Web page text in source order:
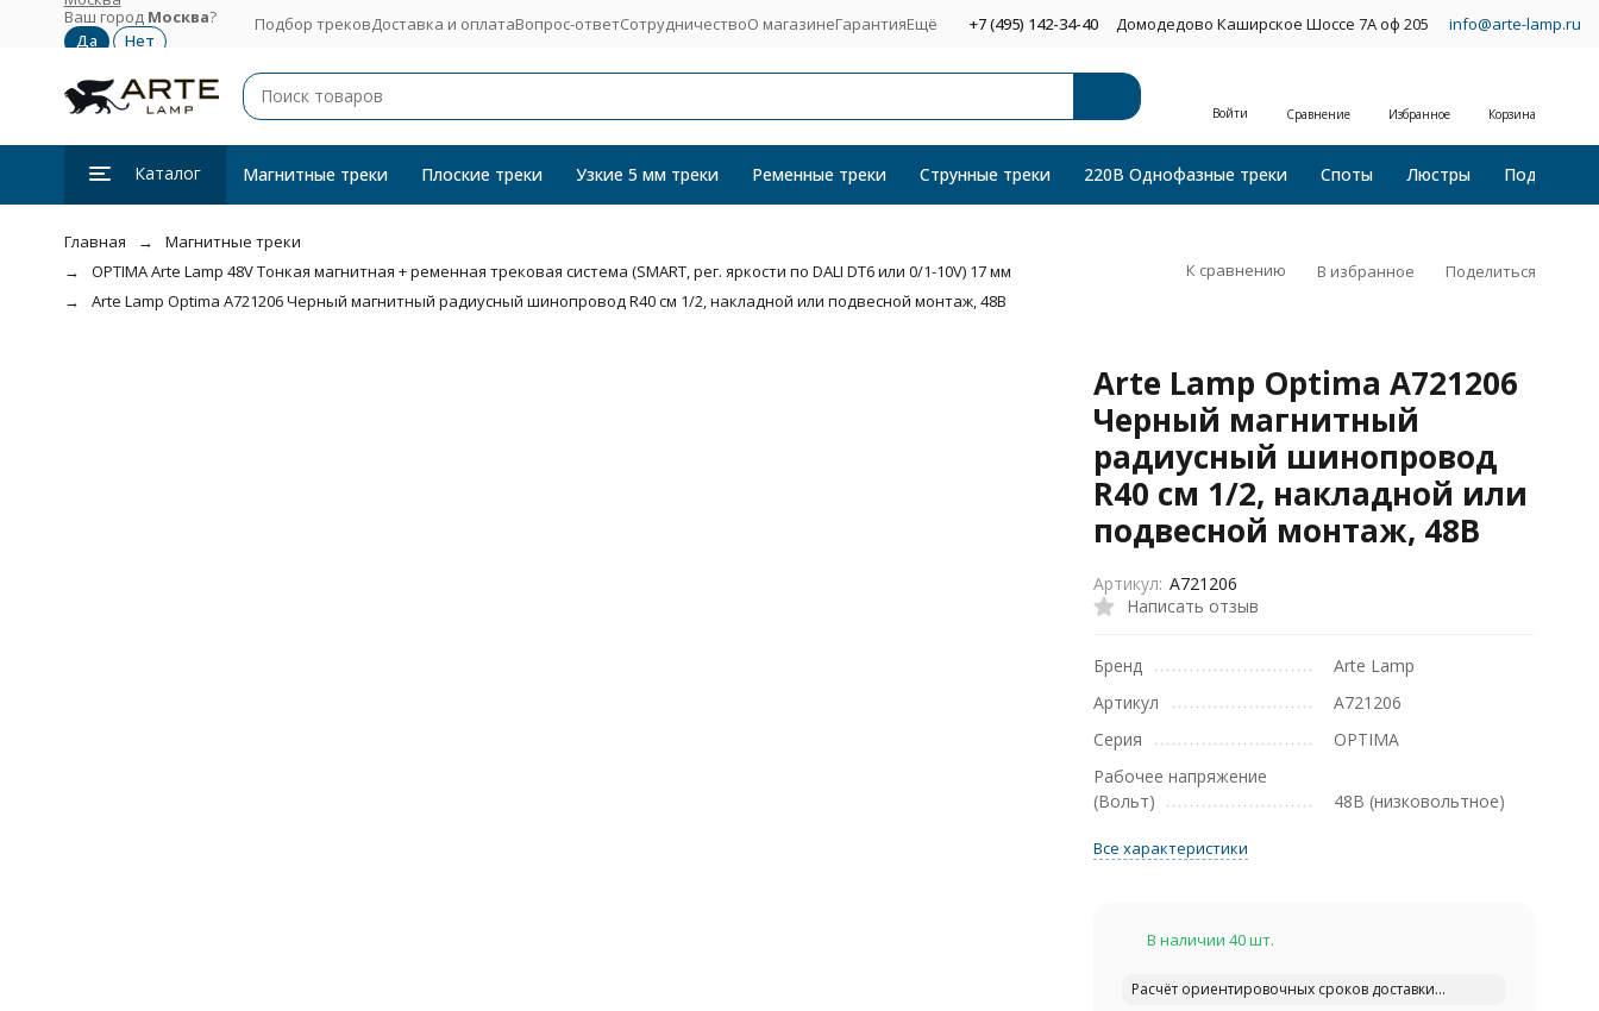
Ваш город Москва? Подбор трековДоставка и оплатаВопрос-ответСотрудничествоО магазинеГарантияЕщё +7 (495) 142-34-40 Домодедово Каширское Шоссе 7А оф 205 info@arte-lamp.ru
Войти Сравнение Избранное Корзина
Каталог Магнитные треки Плоские треки Узкие 5 мм треки Ременные треки Струнные треки 220В Однофазные треки Споты Люстры Подвесные
Главная
Магнитные треки
OPTIMA Arte Lamp 48V Тонкая магнитная + ременная трековая система (SMART, рег. яркости по DALI DT6 или 0/1-10V) 17 мм
Arte Lamp Optima A721206 Черный магнитный радиусный шинопровод R40 см 1/2, накладной или подвесной монтаж, 48В
К сравнению В избранное Поделиться
Arte Lamp Optima A721206
Черный магнитный
радиусный шинопровод
R40 см 1/2, накладной или
подвесной монтаж, 48В
Написать отзыв
Артикул: A721206
Бренд
Arte Lamp
Артикул
A721206
Серия
OPTIMA
Рабочее напряжение
(Вольт)
48В (низковольтное)
Все характеристики
В наличии 40 шт.
Расчёт ориентировочных сроков доставки...